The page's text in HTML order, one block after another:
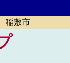
稲敷市